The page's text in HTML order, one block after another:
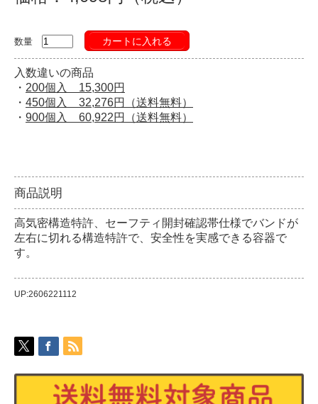
数量 カートに入れる
入数違いの商品
・ 200個入 15,300円
・ 450個入 32,276円（送料無料）
・ 900個入 60,922円（送料無料）
商品説明
高気密構造特許、セーフティ開封確認帯仕様でバンドが
左右に切れる構造特許で、安全性を実感できる容器で
す。
UP:2606221112